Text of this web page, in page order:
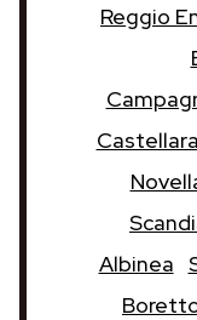
Reggio
Albinea